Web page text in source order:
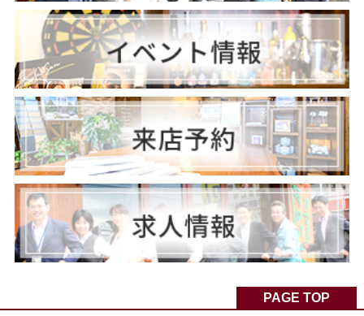
PAGE TOP